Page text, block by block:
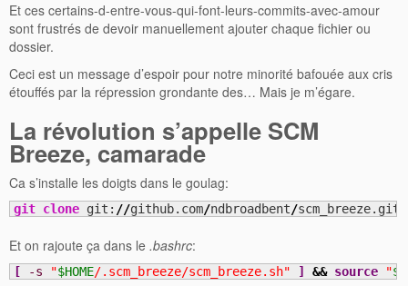
Et ces certains-d-entre-vous-qui-font-leurs-commits-avec-amour
sont frustrés de devoir manuellement ajouter chaque fichier ou
dossier.
Ceci est un message d’espoir pour notre minorité bafouée aux cris
étouffés par la répression grondante des… Mais je m’égare.
La révolution s’appelle SCM
Breeze, camarade
Ca s’installe les doigts dans le goulag:
git clone git: //github.com/ndbroadbent/scm_breeze.git
Et on rajoute ça dans le .bashrc:
[ -s "$HOME/.scm_breeze/scm_breeze.sh" ] && source "